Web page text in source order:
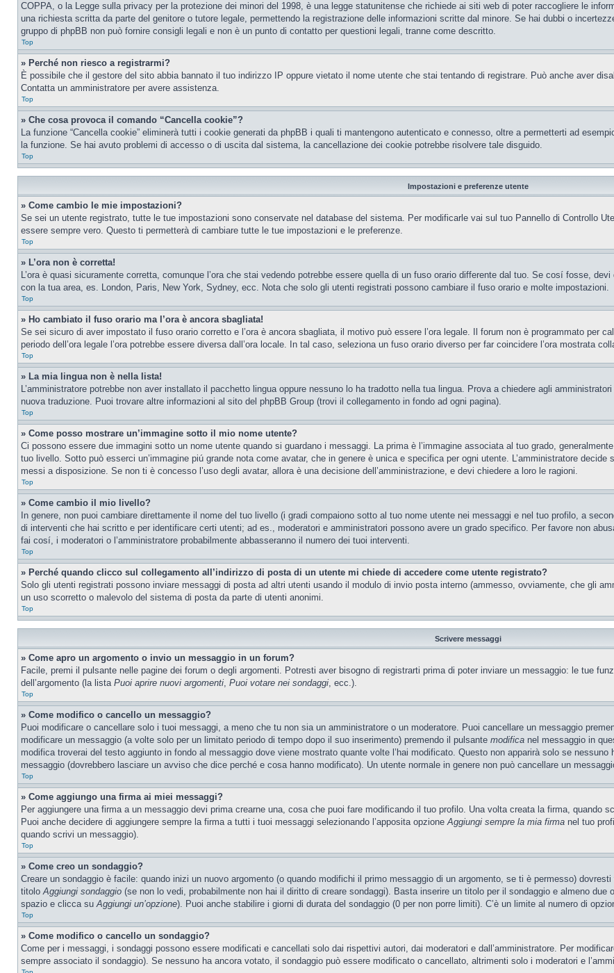
COPPA, o la Legge sulla privacy per la protezione dei minori del 1998, è una legge statunitense che richiede ai siti web di poter raccogliere le
una richiesta scritta da parte del genitore o tutore legale, permettendo la registrazione delle informazioni scritte dal minore. Se hai dubbi o
gruppo di phpBB non può fornire consigli legali e non è un punto di contatto per questioni legali, tranne come descritto.
Top
» Perché non riesco a registrarmi?
È possibile che il gestore del sito abbia bannato il tuo indirizzo IP oppure vietato il nome utente che stai tentando di registrare. Può anche aver
Contatta un amministratore per avere assistenza.
Top
» Che cosa provoca il comando “Cancella cookie”?
La funzione “Cancella cookie” eliminerà tutti i cookie generati da phpBB i quali ti mantengono autenticato e connesso, oltre a permetterti ad
la funzione. Se hai avuto problemi di accesso o di uscita dal sistema, la cancellazione dei cookie potrebbe risolvere tale disguido.
Top
Impostazioni e preferenze utente
» Come cambio le mie impostazioni?
Se sei un utente registrato, tutte le tue impostazioni sono conservate nel database del sistema. Per modificarle vai sul tuo Pannello di Controllo
essere sempre vero. Questo ti permetterà di cambiare tutte le tue impostazioni e le preferenze.
Top
» L’ora non è corretta!
L’ora è quasi sicuramente corretta, comunque l’ora che stai vedendo potrebbe essere quella di un fuso orario differente dal tuo. Se cosí fosse,
con la tua area, es. London, Paris, New York, Sydney, ecc. Nota che solo gli utenti registrati possono cambiare il fuso orario e molte impostazioni.
Top
» Ho cambiato il fuso orario ma l’ora è ancora sbagliata!
Se sei sicuro di aver impostato il fuso orario corretto e l’ora è ancora sbagliata, il motivo può essere l’ora legale. Il forum non è programmato per
periodo dell’ora legale l’ora potrebbe essere diversa dall’ora locale. In tal caso, seleziona un fuso orario diverso per far coincidere l’ora mostrata
Top
» La mia lingua non è nella lista!
L’amministratore potrebbe non aver installato il pacchetto lingua oppure nessuno lo ha tradotto nella tua lingua. Prova a chiedere agli
nuova traduzione. Puoi trovare altre informazioni al sito del phpBB Group (trovi il collegamento in fondo ad ogni pagina).
Top
» Come posso mostrare un’immagine sotto il mio nome utente?
Ci possono essere due immagini sotto un nome utente quando si guardano i messaggi. La prima è l’immagine associata al tuo grado,
tuo livello. Sotto può esserci un’immagine piú grande nota come avatar, che in genere è unica e specifica per ogni utente. L’amministratore
messi a disposizione. Se non ti è concesso l’uso degli avatar, allora è una decisione dell’amministrazione, e devi chiedere a loro le ragioni.
Top
» Come cambio il mio livello?
In genere, non puoi cambiare direttamente il nome del tuo livello (i gradi compaiono sotto al tuo nome utente nei messaggi e nel tuo profilo, a
di interventi che hai scritto e per identificare certi utenti; ad es., moderatori e amministratori possono avere un grado specifico. Per favore non
fai cosí, i moderatori o l’amministratore probabilmente abbasseranno il numero dei tuoi interventi.
Top
» Perché quando clicco sul collegamento all’indirizzo di posta di un utente mi chiede di accedere come utente registrato?
Solo gli utenti registrati possono inviare messaggi di posta ad altri utenti usando il modulo di invio posta interno (ammesso, ovviamente, che gli
un uso scorretto o malevolo del sistema di posta da parte di utenti anonimi.
Top
Scrivere messaggi
» Come apro un argomento o invio un messaggio in un forum?
Facile, premi il pulsante nelle pagine dei forum o degli argomenti. Potresti aver bisogno di registrarti prima di poter inviare un messaggio: le tue
dell’argomento (la lista Puoi aprire nuovi argomenti, Puoi votare nei sondaggi, ecc.).
Top
» Come modifico o cancello un messaggio?
Puoi modificare o cancellare solo i tuoi messaggi, a meno che tu non sia un amministratore o un moderatore. Puoi cancellare un messaggio
modificare un messaggio (a volte solo per un limitato periodo di tempo dopo il suo inserimento) premendo il pulsante modifica nel messaggio in
modifica troverai del testo aggiunto in fondo al messaggio dove viene mostrato quante volte l’hai modificato. Questo non apparirà solo se
messaggio (dovrebbero lasciare un avviso che dice perché e cosa hanno modificato). Un utente normale in genere non può cancellare un
Top
» Come aggiungo una firma ai miei messaggi?
Per aggiungere una firma a un messaggio devi prima crearne una, cosa che puoi fare modificando il tuo profilo. Una volta creata la firma, quando
Puoi anche decidere di aggiungere sempre la firma a tutti i tuoi messaggi selezionando l’apposita opzioneAggiungi sempre la mia firma nel tuo
quando scrivi un messaggio).
Top
» Come creo un sondaggio?
Creare un sondaggio è facile: quando inizi un nuovo argomento (o quando modifichi il primo messaggio di un argomento, se ti è permesso)
titoloAggiungi sondaggio (se non lo vedi, probabilmente non hai il diritto di creare sondaggi). Basta inserire un titolo per il sondaggio e almeno due
spazio e clicca suAggiungi un’opzione). Puoi anche stabilire i giorni di durata del sondaggio (0 per non porre limiti). C’è un limite al numero di
Top
» Come modifico o cancello un sondaggio?
Come per i messaggi, i sondaggi possono essere modificati e cancellati solo dai rispettivi autori, dai moderatori e dall’amministratore. Per
sempre associato il sondaggio). Se nessuno ha ancora votato, il sondaggio può essere modificato o cancellato, altrimenti solo i moderatori e